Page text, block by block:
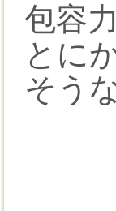
包容
とに
そう